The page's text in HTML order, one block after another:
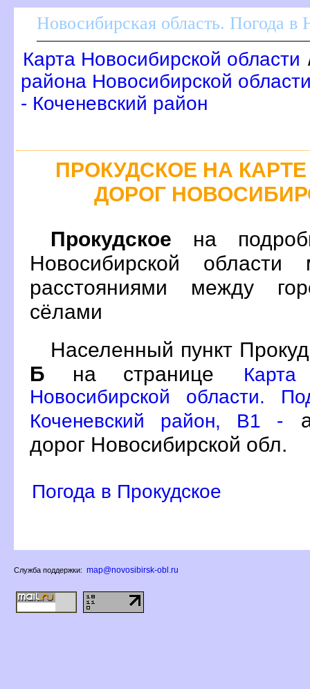
Новосибирская область. Погода в
Карта Новосибирской области
района Новосибирской
- Коченевский район
ПРОКУДСКОЕ НА
ДОРОГ
Прокудское на
Новосибирской
расстояниями между
сёлами
Населенный пункт
Б на странице
Новосибирской области.
Коченевский район, B1 -
дорог Новосибирской обл.
Погода в Прокудское
Служба поддержки: map@novosibirsk-obl.ru